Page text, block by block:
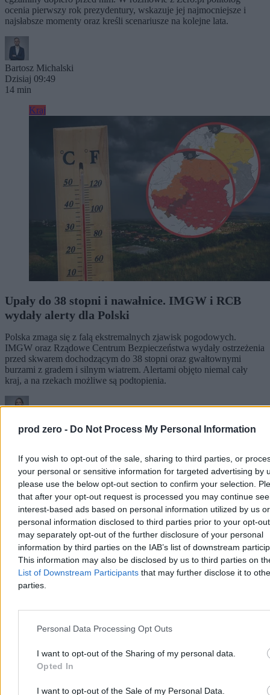
prod zero - Do Not Process My Personal Information
If you wish to opt-out of the sale, sharing to third parties, or
your personal or sensitive information for targeted advertising by
please use the below opt-out section to confirm your selection.
that after your opt-out request is processed you may continue
interest-based ads based on personal information utilized by us or
personal information disclosed to third parties prior to your opt-
may separately opt-out of the further disclosure of your personal
information by third parties on the IAB’s list of downstream
This information may also be disclosed by us to third parties on
List of Downstream Participants that may further disclose it to
parties.
Personal Data Processing Opt Outs
I want to opt-out of the Sharing of my personal data.
Opted In
I want to opt-out of the Sale of my Personal Data.
ocenia pierwszy rok prezydentury, wskazuje jej najmocniejsze i
najsłabsze momenty oraz kreśli scenariusze na kolejne lata.
Bartosz Michalski
Dzisiaj 09:49
14 min
Kraj
Upały do 38 stopni i nawałnice. IMGW i RCB
wydały alerty dla Polski
Polska zmaga się z falą ekstremalnych zjawisk pogodowych.
IMGW oraz Rządowe Centrum Bezpieczeństwa wydały ostrzeżenia
przed skwarem dochodzącym do 38 stopni oraz gwałtownymi
burzami z gradem i silnym wiatrem. Alertami objęto niemal cały
kraj, a na rzekach możliwe są podtopienia.
Agnieszka Waś-Turecka
Reklama
Reklama
Kraj